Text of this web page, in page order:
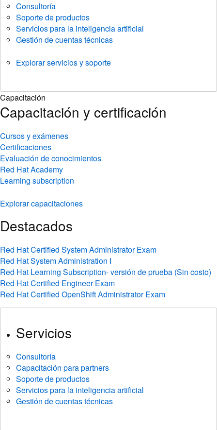
Consultoría
Soporte de productos
Servicios para la inteligencia artificial
Gestión de cuentas técnicas
Explorar servicios y soporte
Capacitación
Capacitación y certificación
Cursos y exámenes
Certificaciones
Evaluación de conocimientos
Red Hat Academy
Learning subscription
Explorar capacitaciones
Destacados
Red Hat Certified System Administrator Exam
Red Hat System Administration I
Red Hat Learning Subscription- versión de prueba (Sin costo)
Red Hat Certified Engineer Exam
Red Hat Certified OpenShift Administrator Exam
Servicios
Consultoría
Capacitación para partners
Soporte de productos
Servicios para la inteligencia artificial
Gestión de cuentas técnicas